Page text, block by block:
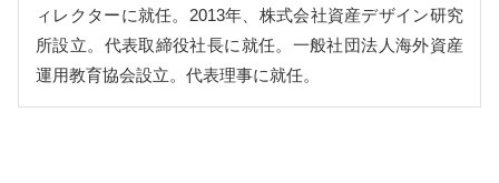
ィレクターに就任。2013年、株式会社資産デザイン研究
所設立。代表取締役社長に就任。一般社団法人海外資産
運用教育協会設立。代表理事に就任。